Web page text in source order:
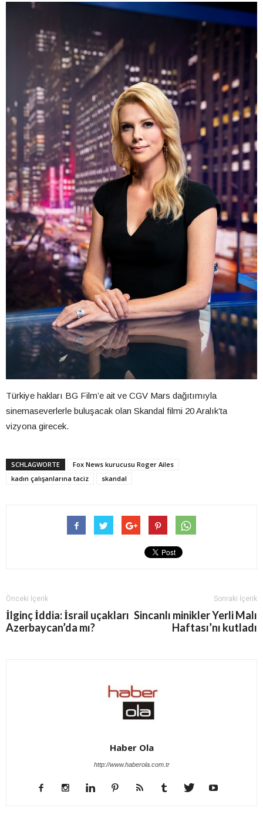
Türkiye hakları BG Film’e ait ve CGV Mars dağıtımıyla
sinemaseverlerle buluşacak olan Skandal filmi 20 Aralık’ta
vizyona girecek.
SCHLAGWORTE
Fox News kurucusu Roger Ailes
kadın çalışanlarına taciz
skandal
Önceki İçerik
İlginç İddia: İsrail uçakları
Azerbaycan’da mı?
Sonraki İçerik
Sincanlı minikler Yerli Malı
Haftası’nı kutladı
Haber Ola
http://www.haberola.com.tr